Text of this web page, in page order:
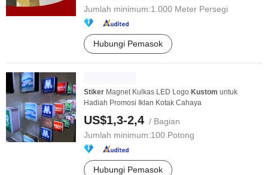
Jumlah minimum:1.000 Meter Persegi
Hubungi Pemasok
Stiker Magnet Kulkas LED Logo Kustom untuk
Hadiah Promosi Iklan Kotak Cahaya
US$1,3-2,4 / Bagian
Jumlah minimum:100 Potong
Hubungi Pemasok